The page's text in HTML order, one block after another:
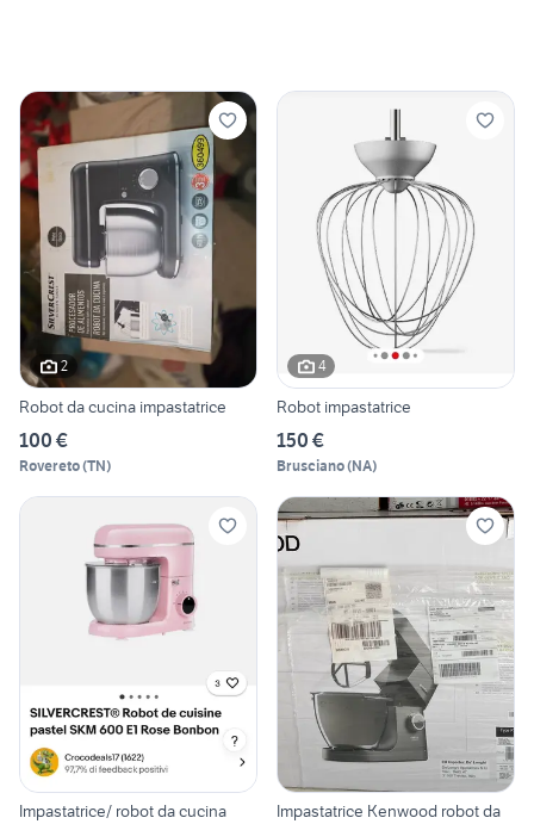
2
Robot da cucina impastatrice
100 €
Rovereto(TN)
4
Robot impastatrice
150 €
Brusciano(NA)
Impastatrice/ robot da cucina
Impastatrice Kenwood robot da